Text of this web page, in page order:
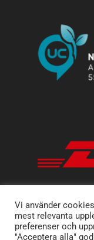
Vi använder
mest relevanta
preferenser och
"Acceptera alla"